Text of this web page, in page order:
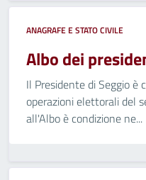
ANAGRAFE E STATO CIVILE
Albo dei
Il Presidente di Seggio è
operazioni elettorali del
all'Albo è condizione ne...